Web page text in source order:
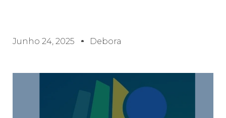
Junho 24, 2025 Debora